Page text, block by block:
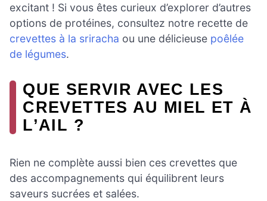
excitant ! Si vous êtes curieux d’explorer d’autres
options de protéines, consultez notre recette de
crevettes à la sriracha ou une délicieuse poêlée
de légumes.
QUE SERVIR AVEC LES
CREVETTES AU MIEL ET À
L’AIL ?
Rien ne complète aussi bien ces crevettes que
des accompagnements qui équilibrent leurs
saveurs sucrées et salées.